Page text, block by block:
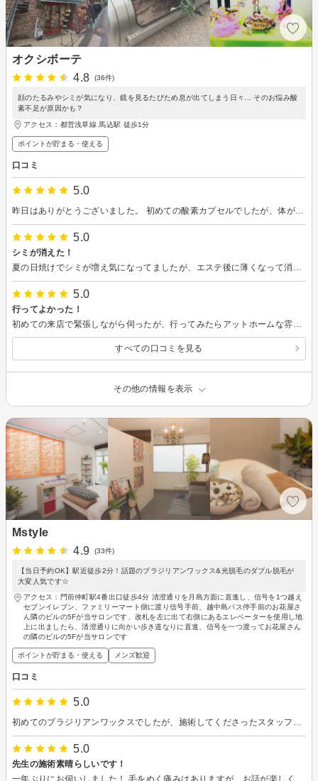
オクシボーテ
4.8
(36件)
顔のたるみやシミが気になり、鏡を見るたびため息が出てしまう日々... そのお悩み酸
素不足が原因かも？
アクセス：都営浅草線 馬込駅 徒歩1分
ポイントが貯まる・使える
口コミ
5.0
昨日はありがとうございました。 初めての酸素カプセルでしたが、体がふっと軽くなったように感じています。 エステも翌日の今日まで肌がもちもちと潤っていて、とても驚きました。 お話も楽しく参考になることばかりで感謝しています。 次回はまつげパーマの方も是非よろしくお願いします！
5.0
シミが消えた！
5.0
行ってよかった！
すべての口コミを見る
その他の情報を表示
Mstyle
4.9
(33件)
【当日予約OK】駅近徒歩2分！話題のブラジリアンワックス&光脱毛のダブル脱毛が
大変人気です☆
アクセス：門前仲町駅4番出口徒歩4分 清澄通りを月島方面に直進し、信号を1つ越え
セブンイレブン、ファミリーマート側に渡り信号手前、越中島バス停手前のお花屋さ
ん隣のビルの5Fが当サロンです、改札を左に出て右側にあるエレベーターを使用し地
上に出ましたら、清澄通りに向かい歩き道なりに直進、信号を一つ渡ってお花屋さん
の隣のビルの5Fが当サロンです
ポイントが貯まる・使える メンズ歓迎
口コミ
5.0
5.0
先生の施術素晴らしいです！